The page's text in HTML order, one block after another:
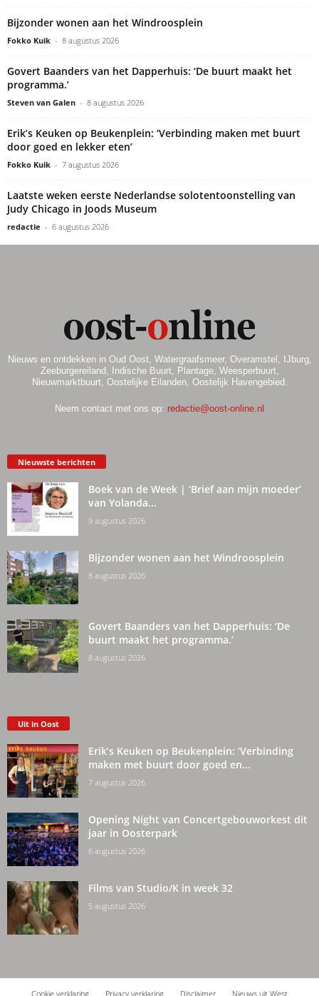
Bijzonder wonen aan het Windroosplein
Fokko Kuik - 8 augustus 2026
Govert Baanders van het Dapperhuis: ‘De buurt maakt het
programma.’
Steven van Galen - 8 augustus 2026
Erik’s Keuken op Beukenplein: ‘Verbinding maken met buurt
door goed en lekker eten’
Fokko Kuik - 7 augustus 2026
Laatste weken eerste Nederlandse solotentoonstelling van
Judy Chicago in Joods Museum
redactie - 6 augustus 2026
Nieuws en ontdekken in Oud Oost, Watergraafsmeer, Overamstel, IJburg,
Zeeburgereiland, Indische Buurt, Plantage, Weesperbuurt,
Nieuwmarktbuurt, Oostelijke Eilanden, Oostelijk Havengebied.
Neem contact met ons op: redactie@oost-online.nl
Nieuwste berichten
Boek van de Week | ‘Brief aan mijn moeder’
van Yolanda...
9 augustus 2026
Bijzonder wonen aan het Windroosplein
8 augustus 2026
Govert Baanders van het Dapperhuis: ‘De
buurt maakt het programma.’
8 augustus 2026
Uit in Oost
Erik’s Keuken op Beukenplein: ‘Verbinding
maken met buurt door goed en...
7 augustus 2026
Opening Night van Concertgebouworkest dit
jaar in Oosterpark
6 augustus 2026
Films van Studio/K in week 32
5 augustus 2026
Cookie verklaring Privacy verklaring Disclaimer Nieuws uit West